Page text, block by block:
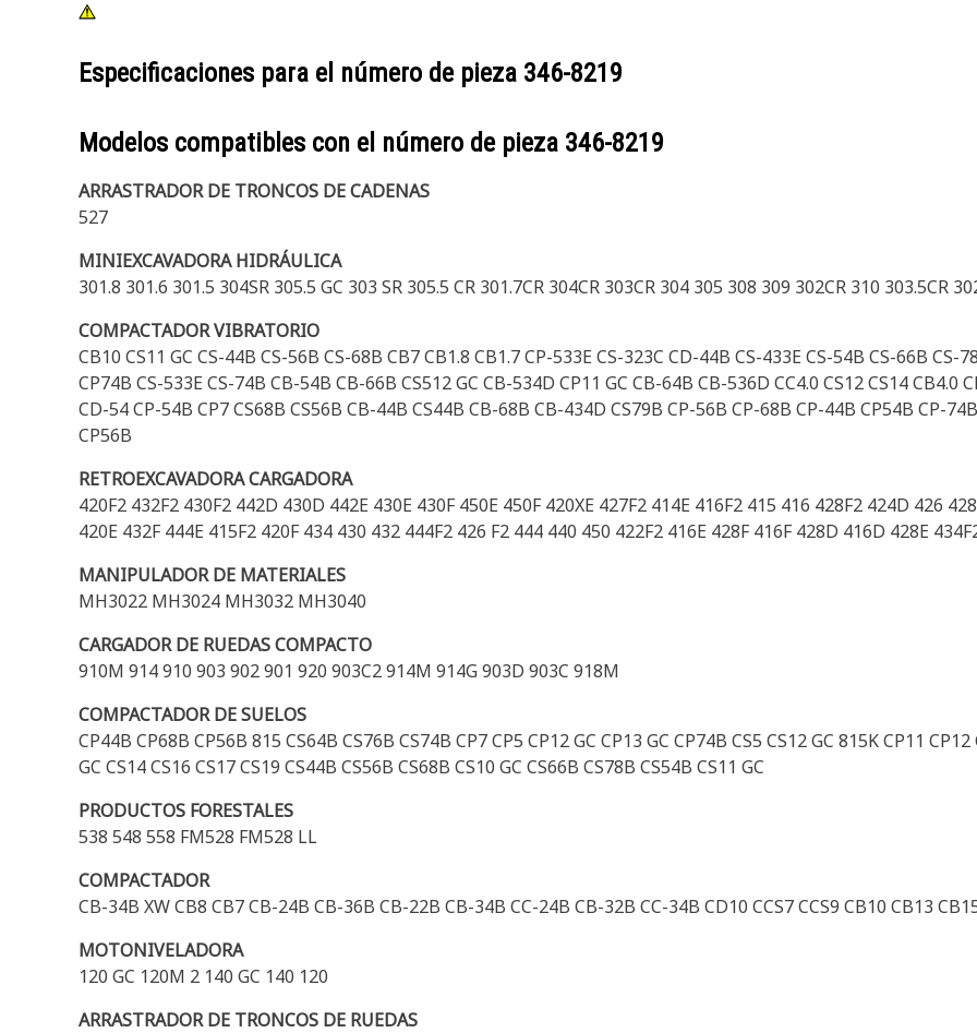
Especificaciones para el número de pieza 346-8219
Modelos compatibles con el número de pieza 346-8219
ARRASTRADOR DE TRONCOS DE CADENAS
527
MINIEXCAVADORA HIDRÁULICA
301.8 301.6 301.5 304SR 305.5 GC 303 SR 305.5 CR 301.7CR 304CR 303CR 304 305 308 309 302CR 310 303.5CR
COMPACTADOR VIBRATORIO
CB10 CS11 GC CS-44B CS-56B CS-68B CB7 CB1.8 CB1.7 CP-533E CS-323C CD-44B CS-433E CS-54B CS-66B CS-
CP74B CS-533E CS-74B CB-54B CB-66B CS512 GC CB-534D CP11 GC CB-64B CB-536D CC4.0 CS12 CS14 CB4.0
CD-54 CP-54B CP7 CS68B CS56B CB-44B CS44B CB-68B CB-434D CS79B CP-56B CP-68B CP-44B CP54B CP-
CP56B
RETROEXCAVADORA CARGADORA
420F2 432F2 430F2 442D 430D 442E 430E 430F 450E 450F 420XE 427F2 414E 416F2 415 416 428F2 424D 426
420E 432F 444E 415F2 420F 434 430 432 444F2 426 F2 444 440 450 422F2 416E 428F 416F 428D 416D 428E
MANIPULADOR DE MATERIALES
MH3022 MH3024 MH3032 MH3040
CARGADOR DE RUEDAS COMPACTO
910M 914 910 903 902 901 920 903C2 914M 914G 903D 903C 918M
COMPACTADOR DE SUELOS
CP44B CP68B CP56B 815 CS64B CS76B CS74B CP7 CP5 CP12 GC CP13 GC CP74B CS5 CS12 GC 815K CP11
GC CS14 CS16 CS17 CS19 CS44B CS56B CS68B CS10 GC CS66B CS78B CS54B CS11 GC
PRODUCTOS FORESTALES
538 548 558 FM528 FM528 LL
COMPACTADOR
CB-34B XW CB8 CB7 CB-24B CB-36B CB-22B CB-34B CC-24B CB-32B CC-34B CD10 CCS7 CCS9 CB10 CB13
MOTONIVELADORA
120 GC 120M 2 140 GC 140 120
ARRASTRADOR DE TRONCOS DE RUEDAS